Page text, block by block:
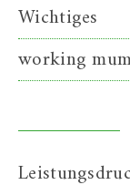
Wichtiges
working